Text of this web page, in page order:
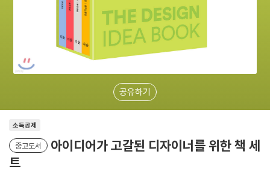
공유하기
소득공제
중고도서
아이디어가 고갈된 디자이너를 위한 책 세
트